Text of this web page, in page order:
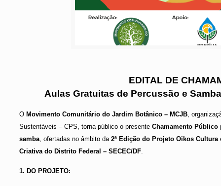
EDITAL DE
Aulas Gratuitas de Percussão e
O Movimento Comunitário do Jardim Botânico – MCJB,
Sustentáveis – CPS, torna público o presenteChamamento Público
samba, ofertadas no âmbito da2ª Edição do Projeto Oikos Cultura
Criativa do Distrito Federal – SECEC/DF.
1. DO PROJETO: